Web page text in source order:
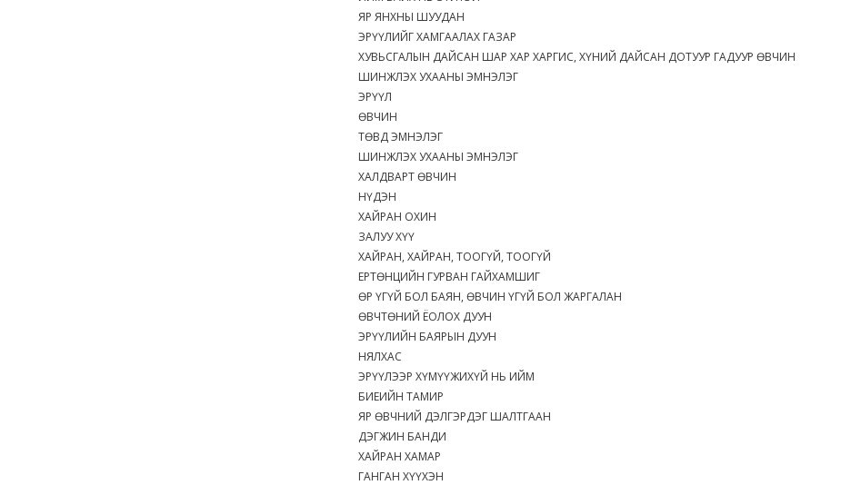
ЯР ЯНХНЫ ШУУДАН
ЭРҮҮЛИЙГ ХАМГААЛАХ ГАЗАР
ХУВЬСГАЛЫН ДАЙСАН ШАР ХАР ХАРГИС, ХҮНИЙ ДАЙСАН ДОТУУР ГАДУУР ӨВЧИН
ШИНЖЛЭХ УХААНЫ ЭМНЭЛЭГ
ЭРҮҮЛ
ӨВЧИН
ТӨВД ЭМНЭЛЭГ
ШИНЖЛЭХ УХААНЫ ЭМНЭЛЭГ
ХАЛДВАРТ ӨВЧИН
НҮДЭН
ХАЙРАН ОХИН
ЗАЛУУ ХҮҮ
ХАЙРАН, ХАЙРАН, ТООГҮЙ, ТООГҮЙ
ЕРТӨНЦИЙН ГУРВАН ГАЙХАМШИГ
ӨР ҮГҮЙ БОЛ БАЯН, ӨВЧИН ҮГҮЙ БОЛ ЖАРГАЛАН
ӨВЧТӨНИЙ ЁОЛОХ ДУУН
ЭРҮҮЛИЙН БАЯРЫН ДУУН
НЯЛХАС
ЭРҮҮЛЭЭР ХҮМҮҮЖИХҮЙ НЬ ИЙМ
БИЕИЙН ТАМИР
ЯР ӨВЧНИЙ ДЭЛГЭРДЭГ ШАЛТГААН
ДЭГЖИН БАНДИ
ХАЙРАН ХАМАР
ГАНГАН ХҮҮХЭН